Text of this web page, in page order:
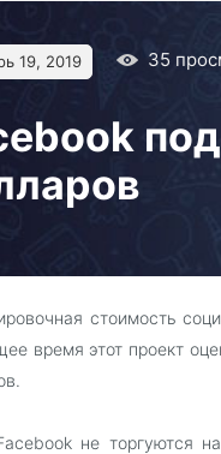
19, 2019 35
стоимость
время этот проект
не торгуются